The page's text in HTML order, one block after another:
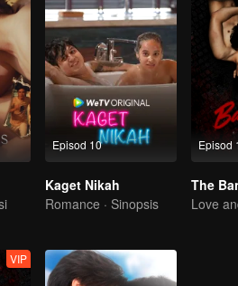
Episod 10
Kaget Nikah
Romance · Sinopsis
Episod
Love
VIP